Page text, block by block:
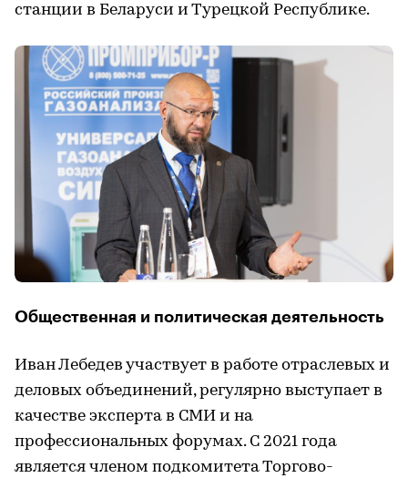
станции в Беларуси и Турецкой Республике.
Общественная и политическая деятельность
Иван Лебедев участвует в работе отраслевых и
деловых объединений, регулярно выступает в
качестве эксперта в СМИ и на
профессиональных форумах. С 2021 года
является членом подкомитета Торгово-